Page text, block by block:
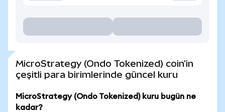
MicroStrategy (Ondo Tokenized) coin'in
çeşitli para birimlerinde güncel kuru
MicroStrategy (Ondo Tokenized) kuru bugün ne
kadar?